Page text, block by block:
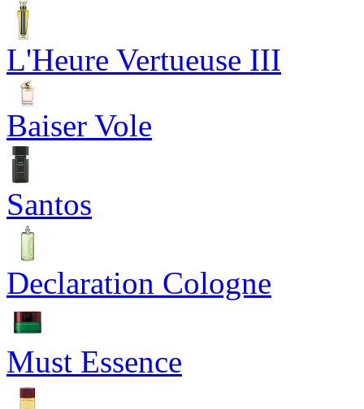
L'Heure Vertueuse III
Baiser Vole
Santos
Declaration Cologne
Must Essence